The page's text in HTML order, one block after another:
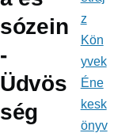
sózein
-
Üdvös
ség
z
Kön
yvek
Éne
kesk
önyv